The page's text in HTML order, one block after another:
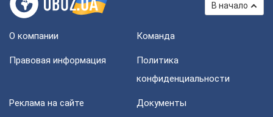
В начало
О компании Команда
Правовая информация
Политика
конфиденциальности
Реклама на сайте Документы